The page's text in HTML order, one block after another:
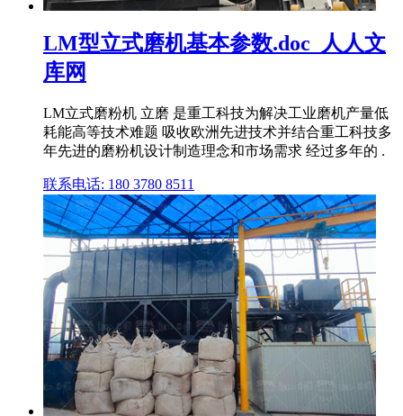
LM型立式磨机基本参数.doc_人人文
库网
LM立式磨粉机 立磨 是重工科技为解决工业磨机产量低
耗能高等技术难题 吸收欧洲先进技术并结合重工科技多
年先进的磨粉机设计制造理念和市场需求 经过多年的 .
联系电话: 180 3780 8511